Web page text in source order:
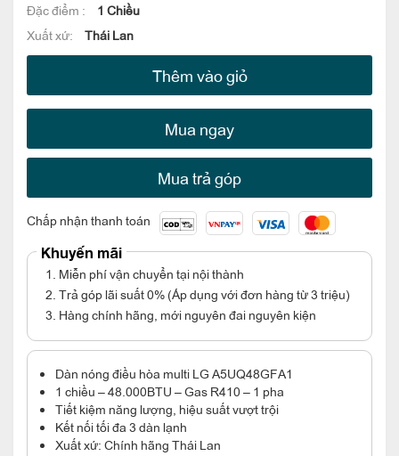
Đặc điểm :
1 Chiều
Xuất xứ:
Thái Lan
Thêm vào giỏ
Mua ngay
Mua trả góp
Chấp nhận thanh toán
Khuyến mãi
1. Miễn phí vận chuyển tại nội thành
2. Trả góp lãi suất 0% (Áp dụng với đơn hàng từ 3 triệu)
3. Hàng chính hãng, mới nguyên đai nguyên kiện
Dàn nóng điều hòa multi LG A5UQ48GFA1
1 chiều – 48.000BTU – Gas R410 – 1 pha
Tiết kiệm năng lượng, hiệu suất vượt trội
Kết nối tối đa 3 dàn lạnh
Xuất xứ: Chính hãng Thái Lan